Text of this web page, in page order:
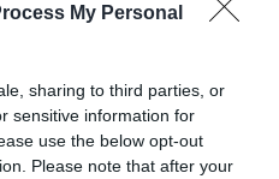
My Personal
sharing to third parties, or
sensitive information for
use the below opt-out
Please note that after your